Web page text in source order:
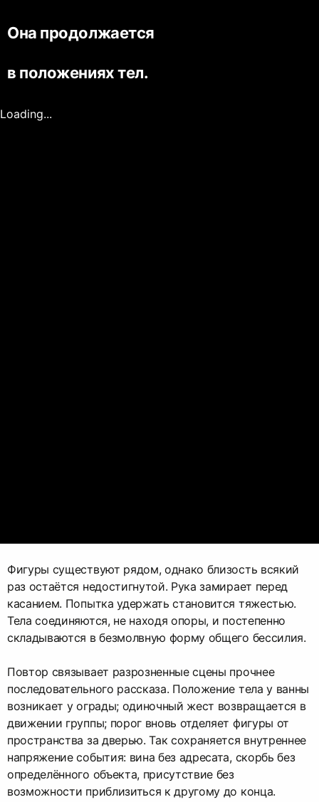
Она продолжается
в положениях тел.
Loading...
Фигуры существуют рядом, однако близость всякий
раз остаётся недостигнутой. Рука замирает перед
касанием. Попытка удержать становится тяжестью.
Тела соединяются, не находя опоры, и постепенно
складываются в безмолвную форму общего бессилия.
Повтор связывает разрозненные сцены прочнее
последовательного рассказа. Положение тела у ванны
возникает у ограды; одиночный жест возвращается в
движении группы; порог вновь отделяет фигуры от
пространства за дверью. Так сохраняется внутреннее
напряжение события: вина без адресата, скорбь без
определённого объекта, присутствие без
возможности приблизиться к другому до конца.